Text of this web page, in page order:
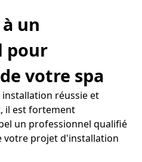
un
pour
votre spa
réussie et
il est fortement
un professionnel qualifié
votre projet d'installation